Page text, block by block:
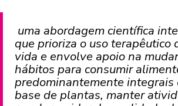
uma abordagem científica
que prioriza o uso terapêutico
vida e envolve apoio na
hábitos para consumir
predominantemente integrais
base de plantas, manter